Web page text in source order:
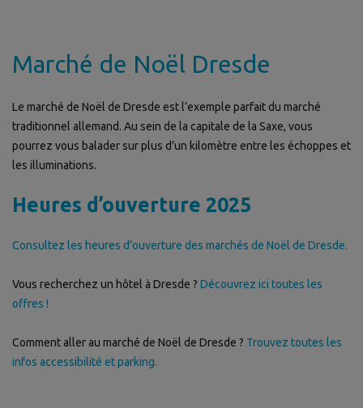
Marché de Noël Dresde
Le marché de Noël de Dresde est l’exemple parfait du marché
traditionnel allemand. Au sein de la capitale de la Saxe, vous
pourrez vous balader sur plus d’un kilomètre entre les échoppes et
les illuminations.
Heures d’ouverture 2025
Consultez les heures d’ouverture des marchés de Noël de Dresde.
Vous recherchez un hôtel à Dresde ? Découvrez ici toutes les
offres !
Comment aller au marché de Noël de Dresde ? Trouvez toutes les
infos accessibilité et parking.